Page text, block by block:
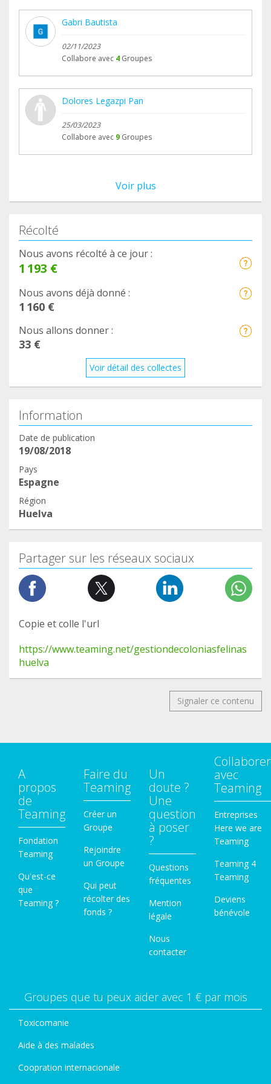
valioso de todos. Sin vosotros hace mucho que
zarpas no existiría y dios sabe que habría sido de
tantos gatetes a los que ayudamos...y los que
tristemente quedan por ayudar,
ahí y colaborar.
Un saludo,
Gabri Bautista
02/11/2023
Collabore avec 4 Groupes
Dolores Legazpi Pan
25/03/2023
Collabore avec 9 Groupes
Voir plus
Récolté
Nous avons récolté à ce jour :
1 193 €
Nous avons déjà donné :
1 160 €
Nous allons donner :
33 €
Voir détail des collectes
Information
Date de publication
19/08/2018
Pays
Espagne
Région
Huelva
Partager sur les réseaux sociaux
Copie et colle l'url
https://www.teaming.net/gestiondecoloniasfelinas
huelva
Signaler ce contenu
A
propos
de
Teaming
Fondation
Teaming
Qu'est-ce
que
Teaming ?
Faire du
Teaming
Créer un
Groupe
Rejoindre
un Groupe
Qui peut
récolter des
fonds ?
Un
doute ?
Une
question
à poser
?
Questions
fréquentes
Mention
légale
Nous
contacter
Collaborer
avec
Teaming
Entreprises
Here we are
Teaming
Teaming 4
Teaming
Deviens
bénévole
Groupes que tu peux aider avec 1 € par mois
Toxicomanie
Aide à des malades
Coopration internacionale